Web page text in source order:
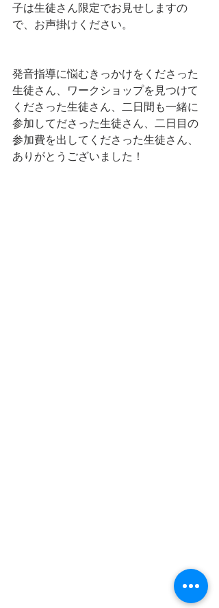
子は生徒さん限定でお見せしますの
で、お声掛けください。
発音指導に悩むきっかけをくださった
生徒さん、ワークショップを見つけて
くださった生徒さん、二日間も一緒に
参加してださった生徒さん、二日目の
参加費を出してくださった生徒さん、
ありがとうございました！